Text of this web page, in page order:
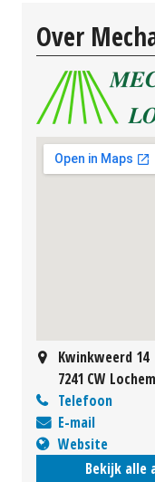
Over
Kwinkweerd 14
7241 CW Lochem
Telefoon
E-mail
Website
Bekijk alle